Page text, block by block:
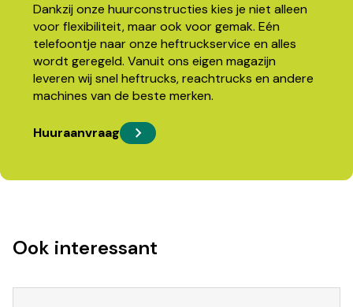
Dankzij onze huurconstructies kies je niet alleen
voor flexibiliteit, maar ook voor gemak. Eén
telefoontje naar onze heftruckservice en alles
wordt geregeld. Vanuit ons eigen magazijn
leveren wij snel heftrucks, reachtrucks en andere
machines van de beste merken.
Huuraanvraag
Ook interessant